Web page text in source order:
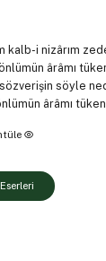
kalb-i nizârım
ârâmı
söyle
ârâmı